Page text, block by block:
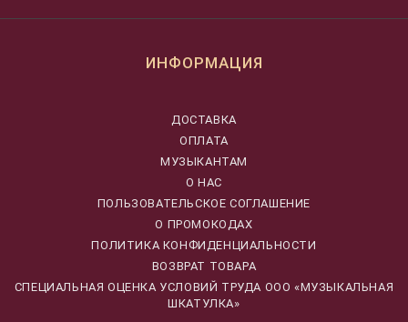
ИНФОРМАЦИЯ
ДОСТАВКА
ОПЛАТА
МУЗЫКАНТАМ
О НАС
ПОЛЬЗОВАТЕЛЬСКОЕ СОГЛАШЕНИЕ
О ПРОМОКОДАХ
ПОЛИТИКА КОНФИДЕНЦИАЛЬНОСТИ
ВОЗВРАТ ТОВАРА
CПЕЦИАЛЬНАЯ ОЦЕНКА УСЛОВИЙ ТРУДА ООО «МУЗЫКАЛЬНАЯ
ШКАТУЛКА»